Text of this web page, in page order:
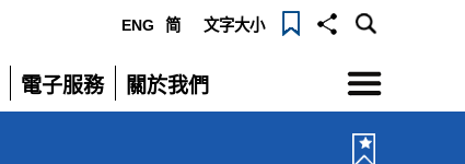
ENG 简 文字大小
電子服務
展
關於我們
展
選
單